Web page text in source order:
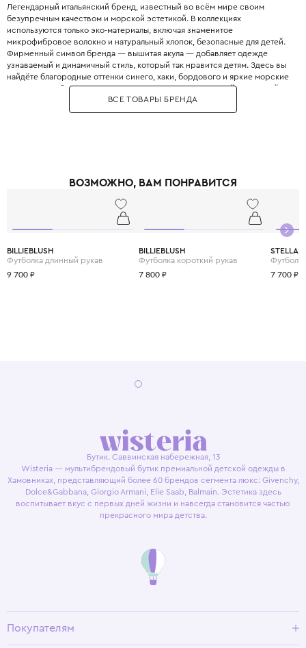
Легендарный итальянский бренд, известный во всём мире своим
безупречным качеством и морской эстетикой. В коллекциях
используются только эко-материалы, включая знаменитое
микрофибровое волокно и натуральный хлопок, безопасные для детей.
Фирменный символ бренда — вышитая акула — добавляет одежде
узнаваемый и динамичный стиль, который так нравится детям. Здесь вы
найдёте благородные оттенки синего, хаки, бордового и яркие морские
принты. Этот бренд идеально подходит для повседневной городской
жизни и активного отдыха на природе. Выбирая Paul & Shark для своего
ребёнка, вы дарите ему свободу движений, надёжную защиту и
ВСЕ ТОВАРЫ БРЕНДА
ВОЗМОЖНО, ВАМ ПОНРАВИТСЯ
BILLIEBLUSH
Футболка длинный рукав
9 700 ₽
BILLIEBLUSH
Футболка короткий рукав
7 800 ₽
STELLA
7 700 ₽
Бутик. Саввинская набережная, 13
Wisteria — мультибрендовый бутик премиальной детской одежды в
Хамовниках, представляющий более 60 брендов сегмента люкс: Givenchy,
Dolce&Gabbana, Giorgio Armani, Elie Saab, Balmain. Эстетика здесь
воспитывает вкус с первых дней жизни и навсегда становится частью
прекрасного мира детства.
Покупателям